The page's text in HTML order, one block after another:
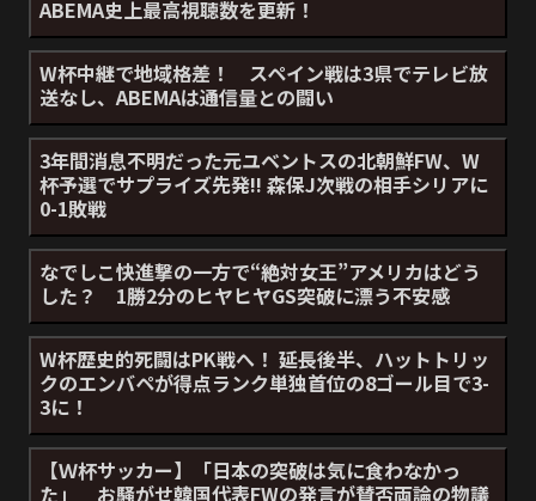
ABEMA史上最高視聴数を更新！
W杯中継で地域格差！ スペイン戦は3県でテレビ放
送なし、ABEMAは通信量との闘い
3年間消息不明だった元ユベントスの北朝鮮FW、W
杯予選でサプライズ先発!! 森保J次戦の相手シリアに
0-1敗戦
なでしこ快進撃の一方で“絶対女王”アメリカはどう
した？ 1勝2分のヒヤヒヤGS突破に漂う不安感
W杯歴史的死闘はPK戦へ！ 延長後半、ハットトリッ
クのエンバペが得点ランク単独首位の8ゴール目で3-
3に！
【Ｗ杯サッカー】「日本の突破は気に食わなかっ
た」 お騒がせ韓国代表FWの発言が賛否両論の物議